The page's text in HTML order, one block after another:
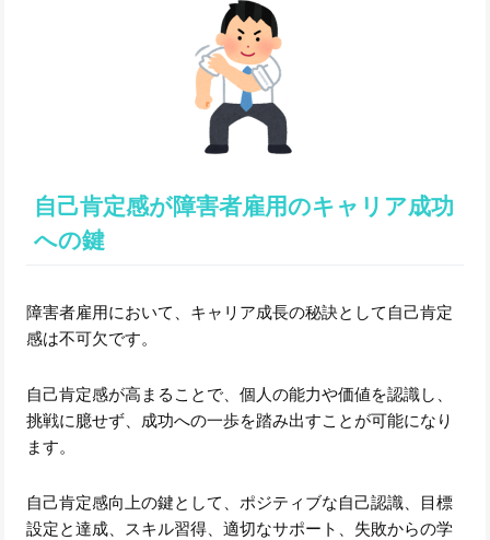
自己肯定感が障害者雇用のキャリア成功
への鍵
障害者雇用において、キャリア成長の秘訣として自己肯定
感は不可欠です。
自己肯定感が高まることで、個人の能力や価値を認識し、
挑戦に臆せず、成功への一歩を踏み出すことが可能になり
ます。
自己肯定感向上の鍵として、ポジティブな自己認識、目標
設定と達成、スキル習得、適切なサポート、失敗からの学